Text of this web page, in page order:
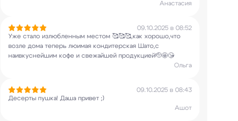
Анастасия
09.10.2025 в 08:52
Уже стало излюбленным местом 🥰🥰🥰,как хорошо,что
возле дома теперь люимая кондитерская Шато,с
наивкуснейшим кофе и свежайшей продукцией🫡🤩😘
Ольга
09.10.2025 в 08:43
Десерты пушка! Даша привет ;)
Ашот